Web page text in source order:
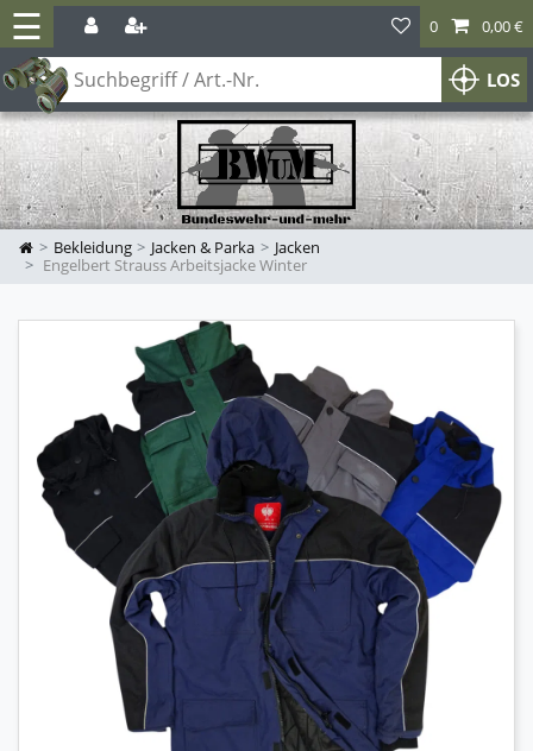
☰
LOS
0 0,00 €
Bekleidung Jacken & Parka
Jacken
Engelbert Strauss Arbeitsjacke Winter